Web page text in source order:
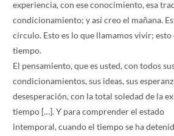
experiencia, con ese conocimiento, esa
condicionamiento; y así creo el mañana.
círculo. Esto es lo que llamamos vivir; esto
tiempo.
El pensamiento, que es usted, con todos
condicionamientos, sus ideas, sus
desesperación, con la total soledad de la
tiempo […]. Y para comprender el estado
intemporal, cuando el tiempo se ha